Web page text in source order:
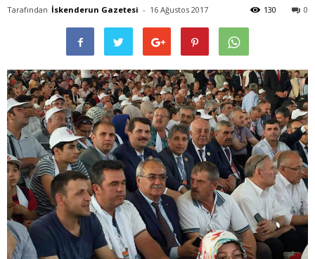
Tarafından İskenderun Gazetesi - 16 Ağustos 2017 0
130